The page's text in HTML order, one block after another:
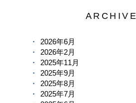
ARCHIVE
2026年6月
2026年2月
2025年11月
2025年9月
2025年8月
2025年7月